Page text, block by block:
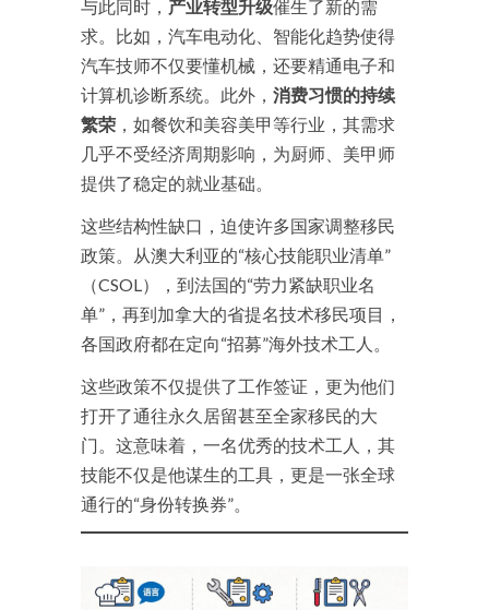
与此同时， 产业转型升级催生了新的需
求。比如，汽车电动化、智能化趋势使得
汽车技师不仅要懂机械，还要精通电子和
计算机诊断系统。此外， 消费习惯的持续
繁荣 ，如餐饮和美容美甲等行业，其需求
几乎不受经济周期影响，为厨师、美甲师
提供了稳定的就业基础。
这些结构性缺口，迫使许多国家调整移民
政策。从澳大利亚的“核心技能职业清单”
（CSOL），到法国的“劳力紧缺职业名
单”，再到加拿大的省提名技术移民项目，
各国政府都在定向“招募”海外技术工人。
这些政策不仅提供了工作签证，更为他们
打开了通往永久居留甚至全家移民的大
门。这意味着，一名优秀的技术工人，其
技能不仅是他谋生的工具，更是一张全球
通行的“身份转换券”。